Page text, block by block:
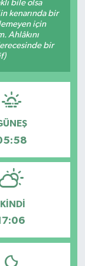
bile olsa
kenarında bir
için
Ahlâkını
bir
İKINDI